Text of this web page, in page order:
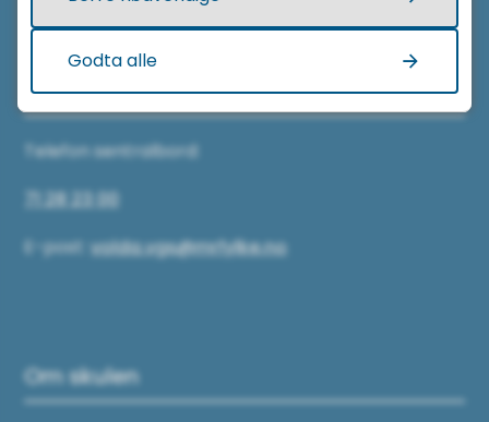
6102 Volda
Kontakt oss
Telefon sentralbord:
71 28 23 00
E-post:volda.vgs@mrfylke.no
Om skulen
Godta alle